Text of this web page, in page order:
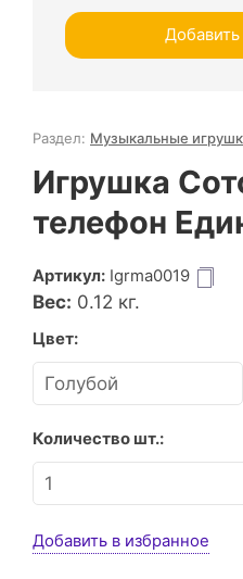
Раздел: Музыкальные
Игрушка
телефон
Артикул: Igrma0019
Вес: 0.12 кг.
Цвет:
Количество шт.:
Добавить в избранное